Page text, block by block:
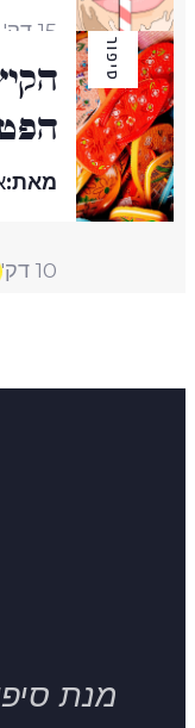
15 דק'
סיפור
מאת:
10 דק'
מנת